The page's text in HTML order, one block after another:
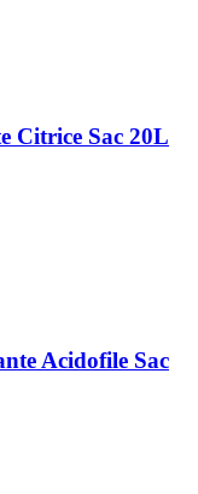
Citrice Sac 20L
Acidofile Sac